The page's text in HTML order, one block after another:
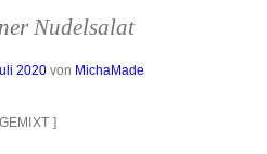
Nudelsalat
2020 von MichaMade
GEMIXT ]